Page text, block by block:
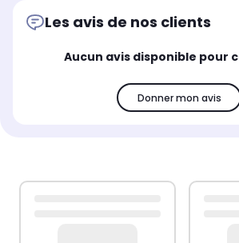
Les avis de nos clients
Aucun avis disponible pour
Donner mon avis